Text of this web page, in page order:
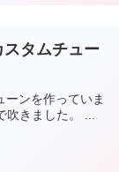
スタムチュー
ーンを作っていま